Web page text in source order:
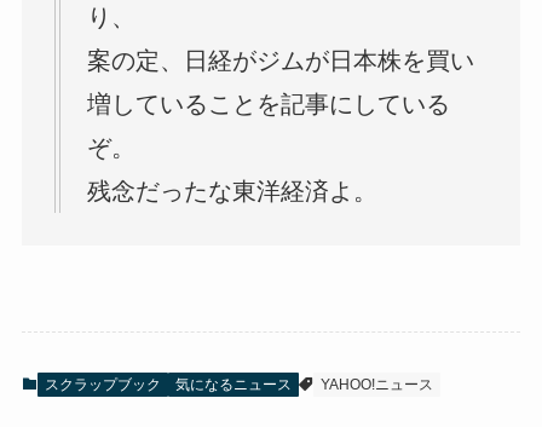
り、
案の定、日経がジムが日本株を買い
増していることを記事にしている
ぞ。
残念だったな東洋経済よ。
スクラップブック 気になるニュース YAHOO!ニュース